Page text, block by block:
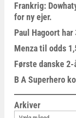
Frankrig:
for ny ejer.
Paul Hagoort
Menza til odds
Første danske
B A Superhero
Arkiver